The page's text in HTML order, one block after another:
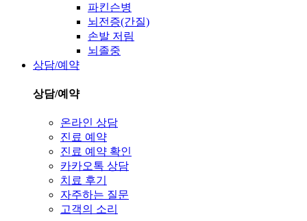
파킨슨병
뇌전증(간질)
손발 저림
뇌졸중
상담/예약
상담/예약
온라인 상담
진료 예약
진료 예약 확인
카카오톡 상담
치료 후기
자주하는 질문
고객의 소리